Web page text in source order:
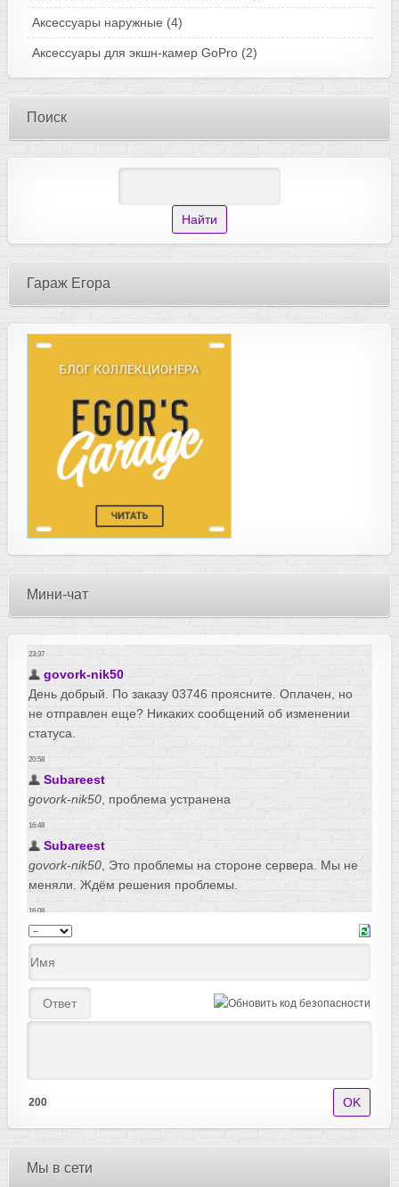
Аксессуары наружные (4)
Аксессуары для экшн-камер GoPro (2)
Поиск
Гараж Егора
Мини-чат
200
Мы в сети